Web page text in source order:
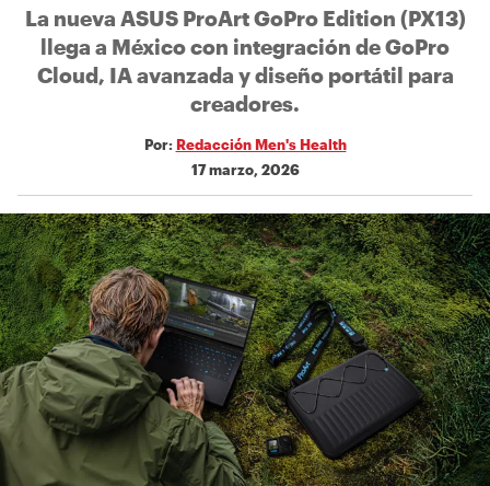
La nueva ASUS ProArt GoPro Edition (PX13)
llega a México con integración de GoPro
Cloud, IA avanzada y diseño portátil para
creadores.
Por: Redacción Men's Health
17 marzo, 2026